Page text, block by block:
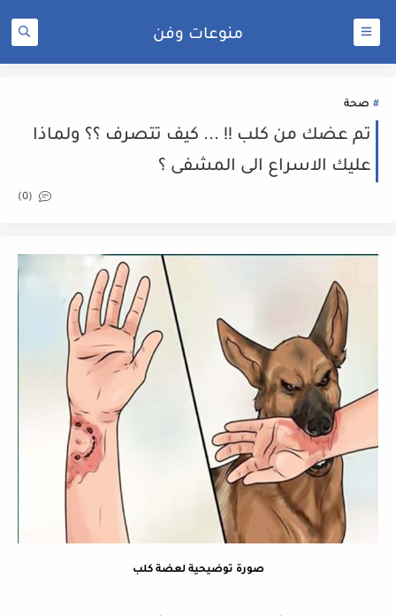
منوعات وفن
صحة
تم عضك من كلب !! ... كيف تتصرف ؟؟ ولماذا
عليك الاسراع الى المشفى ؟
(0)
صورة توضيحية لعضة كلب